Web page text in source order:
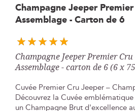
Skip
to
the
beginning
of
the
images
Champagne Jeeper
Assemblage - Carton de 6
Champagne Jeeper Premier
Assemblage - carton de 6 (6 x
Cuvée Premier Cru Jeeper –
Découvrez la Cuvée
un Champagne Brut d'excellence